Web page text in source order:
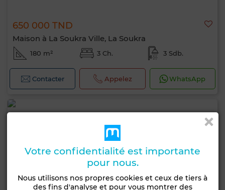
650 000 TND
Maison à La Soukra Ville, La Soukra
180 m² 3 Ch. 3 Sdb.
Contacter Appelez WhatsApp
Votre confidentialité est importante
pour nous.
Nous utilisons nos propres cookies et ceux de tiers à
des fins d'analyse et pour vous montrer des